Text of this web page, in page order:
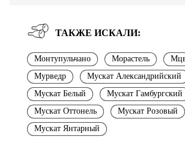
ТАКЖЕ ИСКАЛИ:
Монтупульчано Морастель
Мурведр
Мускат Александрийский
Мускат Белый
Мускат Гамбургский
Мускат Оттонель
Мускат Розовый
Мускат Янтарный